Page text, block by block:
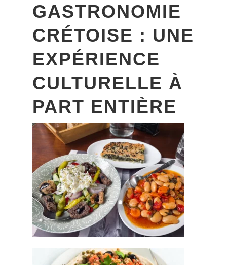
GASTRONOMIE
CRÉTOISE : UNE
EXPÉRIENCE
CULTURELLE À
PART ENTIÈRE